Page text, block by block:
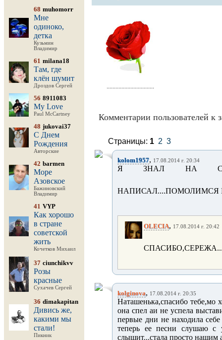
68 muhomorr
Мне
одиноко,
детка
Кузьмин
Владимир
61 milana18
Там, где
клён шумит
Дроздов Сергей
56 8911083
My Love
Paul McCartney
48 jukovai37
С Днем
Рождения
Авторские
42 barmen
Море
Азовское
Бажиновский
Владимир
41 VYP
Как хорошо
в стране
советской
жить
Кочетков Михаил
37 ciunchikvv
Розы
красные
Сухачев Сергей
36 dimakapitan
Дивись же,
какими мы
стали!
Пикник
................................
Комментарии пользователей к
Страницы: 1 2 3
kolom1957, 17.08.2014 г. 20:34
Я ЗНАЛ НА
OLECIA, 17.08.2014 г. 20:42
kolginova, 17.08.2014 г. 20:35
Наташенька,спасибо тебе,мо
она спел аи не успела
первые дни не находила
теперь ее песни слушаю с
слышит...стала просто нашим